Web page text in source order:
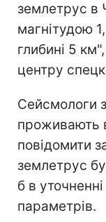
землетрус в
магнітудою
глибині 5
центру
Сейсмологи
проживають
повідомити
землетрус
б в
параметрів.